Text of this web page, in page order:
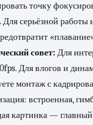
точку
Для серьёзной
совет: Для
Для влогов и
монтаж с
встроенная,
картинка — главный